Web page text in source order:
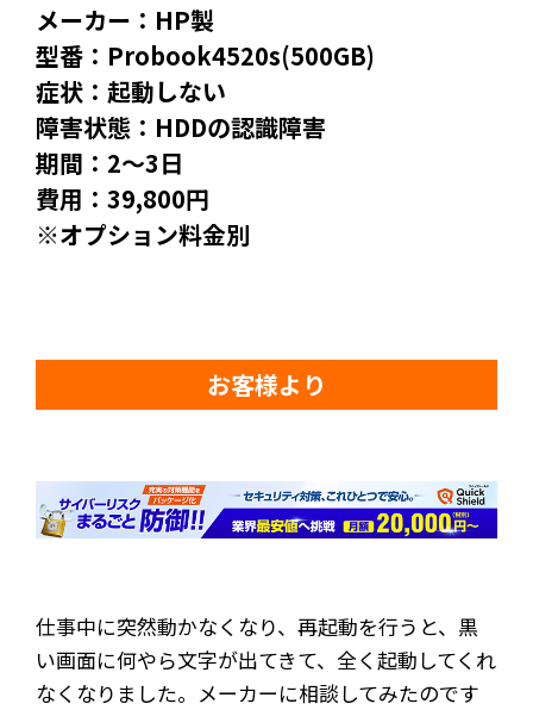
メーカー：HP製
型番：Probook4520s(500GB)
症状：起動しない
障害状態：HDDの認識障害
期間：2～3日
費用：39,800円
※オプション料金別
お客様より
仕事中に突然動かなくなり、再起動を行うと、黒
い画面に何やら文字が出てきて、全く起動してくれ
なくなりました。メーカーに相談してみたのです